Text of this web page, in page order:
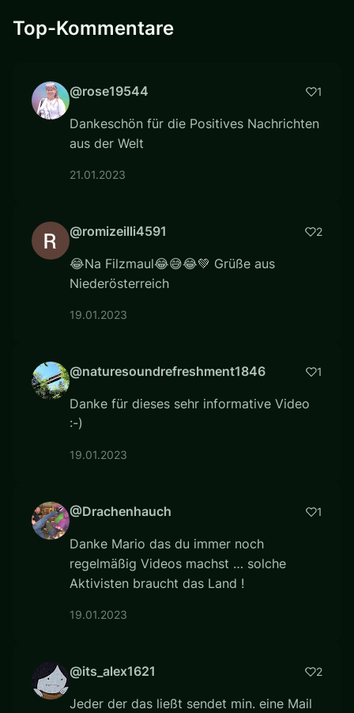
Top-Kommentare
@rose19544 1
Dankeschön für die Positives Nachrichten
aus der Welt
21.01.2023
@romizeilli4591 2
😂Na Filzmaul😂😅😂💚 Grüße aus
Niederösterreich
19.01.2023
@naturesoundrefreshment1846 1
Danke für dieses sehr informative Video
:-)
19.01.2023
@Drachenhauch 1
Danke Mario das du immer noch
regelmäßig Videos machst … solche
Aktivisten braucht das Land !
19.01.2023
@its_alex1621 2
Jeder der das ließt sendet min. eine Mail